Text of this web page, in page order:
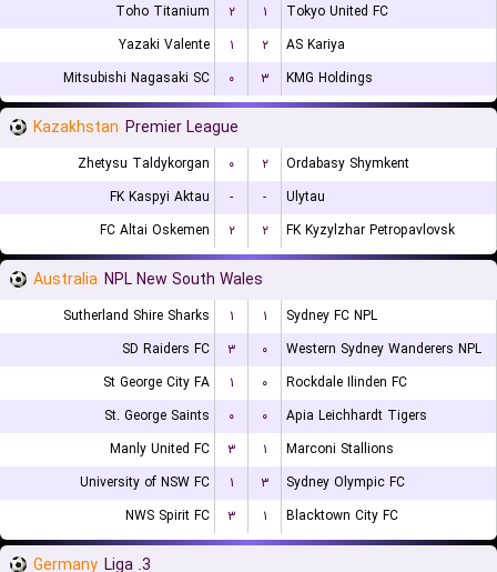
Toho Titanium
۲ ۱
Tokyo United FC
Yazaki Valente
۱ ۲
AS Kariya
Mitsubishi Nagasaki SC
۰ ۳ KMG Holdings
Kazakhstan Premier League
Zhetysu Taldykorgan ۰ ۲
Ordabasy Shymkent
FK Kaspyi Aktau
- -
Ulytau
FC Altai Oskemen
۲ ۲ FK Kyzylzhar Petropavlovsk
Australia NPL New South Wales
Sutherland Shire Sharks ۱ ۱
Sydney FC NPL
SD Raiders FC
۳ ۰
Western Sydney Wanderers NPL
St George City FA
۱ ۰
Rockdale Ilinden FC
St. George Saints
۰ ۰
Apia Leichhardt Tigers
Manly United FC
۳ ۱
Marconi Stallions
University of NSW FC
۱ ۳
Sydney Olympic FC
NWS Spirit FC
۳ ۱ Blacktown City FC
Germany 3. Liga